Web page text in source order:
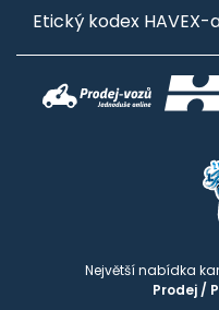
Etický kodex HAVEX-
Největší nabídka
Prodej/